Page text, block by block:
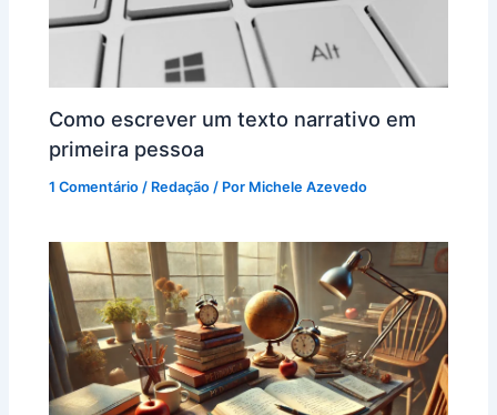
Como escrever um texto narrativo em
primeira pessoa
1 Comentário / Redação / Por Michele Azevedo